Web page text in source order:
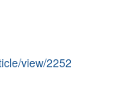
view/2252